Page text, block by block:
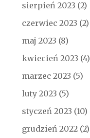
sierpień 2023 (2)
czerwiec 2023 (2)
maj 2023 (8)
kwiecień 2023 (4)
marzec 2023 (5)
luty 2023 (5)
styczeń 2023 (10)
grudzień 2022(2)